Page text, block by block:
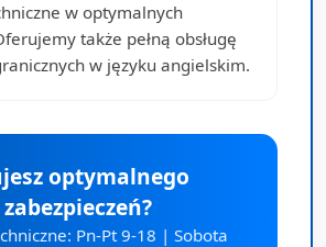
w optymalnych
także pełną obsługę
w języku angielskim.
optymalnego
Pn-Pt 9-18 | Sobota